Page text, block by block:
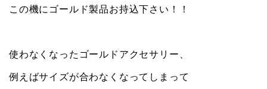
この機にゴールド製品お持込下さい！！
使わなくなったゴールドアクセサリー、
例えばサイズが合わなくなってしまって